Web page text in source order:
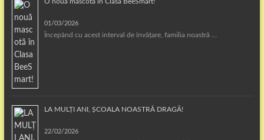
01/03/2026
Începând cu acest interval de învățare, familia noastră …
LA MULȚI ANI, ȘCOALA NOASTRĂ DRAGĂ!
22/02/2026